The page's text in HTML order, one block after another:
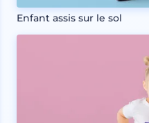
Enfant assis sur le sol